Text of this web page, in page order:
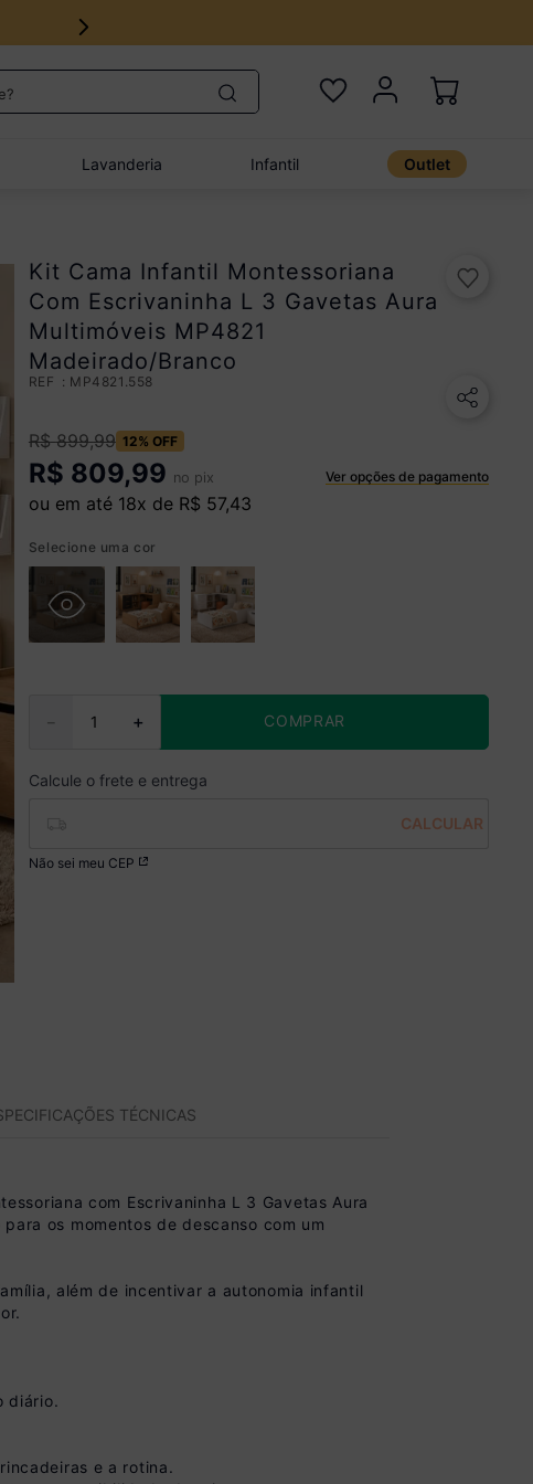
Lavanderia Infantil Outlet
Kit Cama Infantil Montessoriana
Com Escrivaninha L 3 Gavetas Aura
Multimóveis MP4821
Madeirado/Branco
: MP4821.558
R$ 899,99 12% OFF
R$ 809,99 no pix Ver opções de pagamento
ou em até 18x de R$ 57,43
Selecione uma cor
＋
－ COMPRAR
Não sei meu CEP
TÉCNICAS
com Escrivaninha L 3 Gavetas Aura
os momentos de descanso com um
além de incentivar a autonomia infantil
diário.
e a rotina.